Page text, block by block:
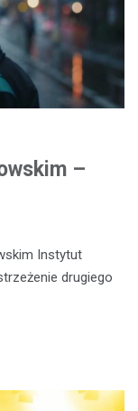
–
Instytut
drugiego